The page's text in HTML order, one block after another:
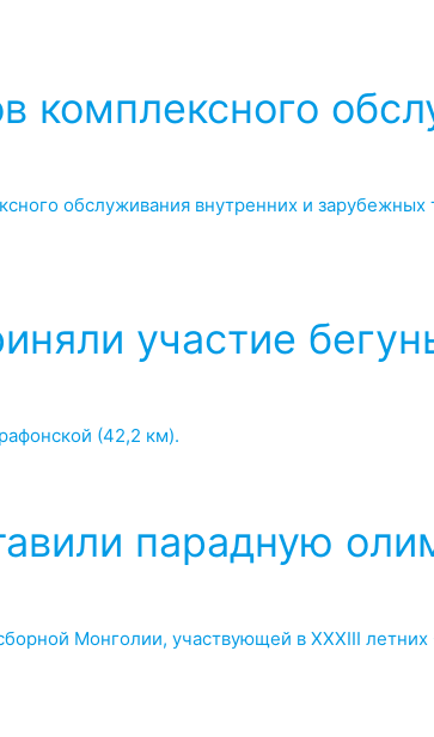
комплексного
обслуживания внутренних и зарубежных
участие
(42,2 км).
парадную
Монголии, участвующей в XXXIII